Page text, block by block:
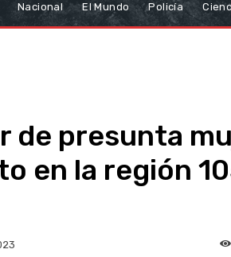
Nacional El Mundo Policía
de presunta
en la región